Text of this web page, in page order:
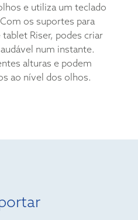
e utiliza um teclado
os suportes para
Riser, podes criar
num instante.
alturas e podem
ao nível dos olhos.